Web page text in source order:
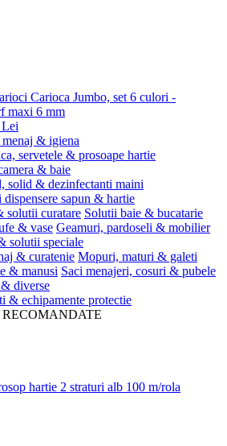
Carioca Jumbo, set 6 culori -
maxi 6 mm
menaj & igiena
servetele & prosoape hartie
& baie
solid & dezinfectanti maini
dispensere sapun & hartie
solutii curatare Solutii baie & bucatarie
& vase Geamuri, pardoseli & mobilier
solutii speciale
& curatenie Mopuri, maturi & galeti
& manusi Saci menajeri, cosuri & pubele
diverse
& echipamente protectie
RECOMANDATE
hartie 2 straturi alb 100 m/rola